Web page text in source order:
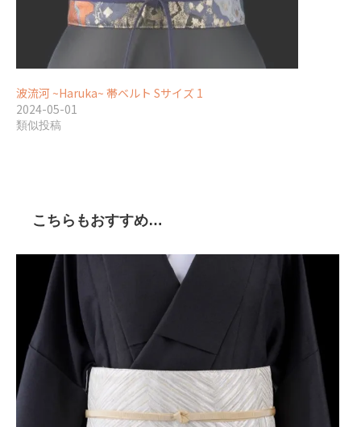
波流河 ~Haruka~ 帯ベルト Sサイズ 1
2024-05-01
類似投稿
こちらもおすすめ…